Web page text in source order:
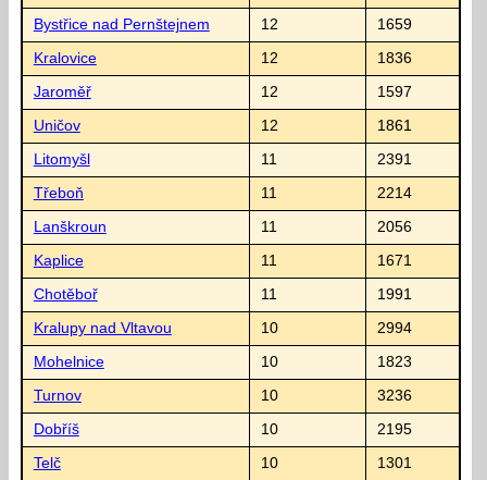
Bystřice nad Pernštejnem 12 1659
Kralovice 12 1836
Jaroměř 12 1597
Uničov 12 1861
Litomyšl 11 2391
Třeboň 11 2214
Lanškroun 11 2056
Kaplice 11 1671
Chotěboř 11 1991
Kralupy nad Vltavou 10 2994
Mohelnice 10 1823
Turnov 10 3236
Dobříš 10 2195
Telč 10 1301